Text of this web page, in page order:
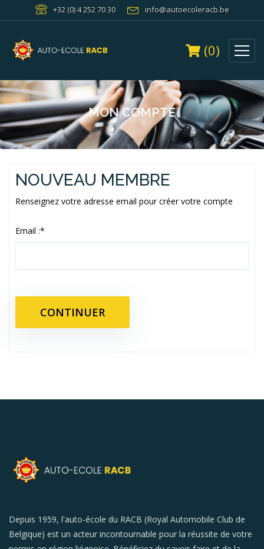
+32 (0) 4 252 70 30 info@autoecoleracb.be
(0)
MON COMPTE
NOUVEAU MEMBRE
Renseignez votre adresse email pour créer votre compte
Email :*
Depuis 1959, l'auto-école du RACB (Royal Automobile Club de
Belgique) est un acteur incontournable pour la réussite de votre